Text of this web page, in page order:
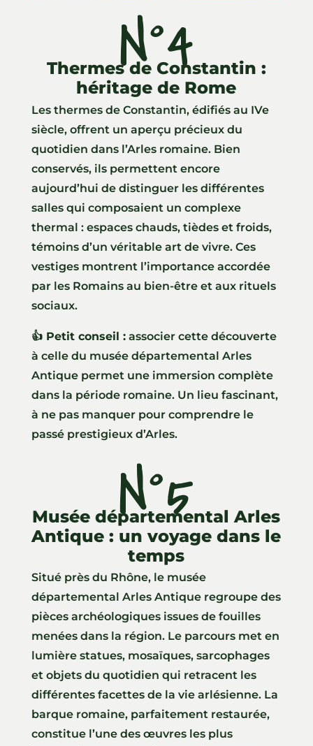
N°4
Thermes de Constantin :
héritage de Rome
Les thermes de Constantin, édifiés au IVe
siècle, offrent un aperçu précieux du
quotidien dans l’Arles romaine. Bien
conservés, ils permettent encore
aujourd’hui de distinguer les différentes
salles qui composaient un complexe
thermal : espaces chauds, tièdes et froids,
témoins d’un véritable art de vivre. Ces
vestiges montrent l’importance accordée
par les Romains au bien-être et aux rituels
sociaux.
👍 Petit conseil :associer cette découverte
à celle du musée départemental Arles
Antique permet une immersion complète
dans la période romaine. Un lieu fascinant,
à ne pas manquer pour comprendre le
passé prestigieux d’Arles.
N°5
Musée départemental Arles
Antique : un voyage dans le
temps
Situé près du Rhône, le musée
départemental Arles Antique regroupe des
pièces archéologiques issues de fouilles
menées dans la région. Le parcours met en
lumière statues, mosaïques, sarcophages
et objets du quotidien qui retracent les
différentes facettes de la vie arlésienne. La
barque romaine, parfaitement restaurée,
constitue l’une des œuvres les plus